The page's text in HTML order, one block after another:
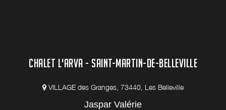
CHALET L'ARVA - SAINT-MARTIN-DE-BELLEVILLE
VILLAGE des Granges, 73440, Les Belleville
Jaspar Valérie